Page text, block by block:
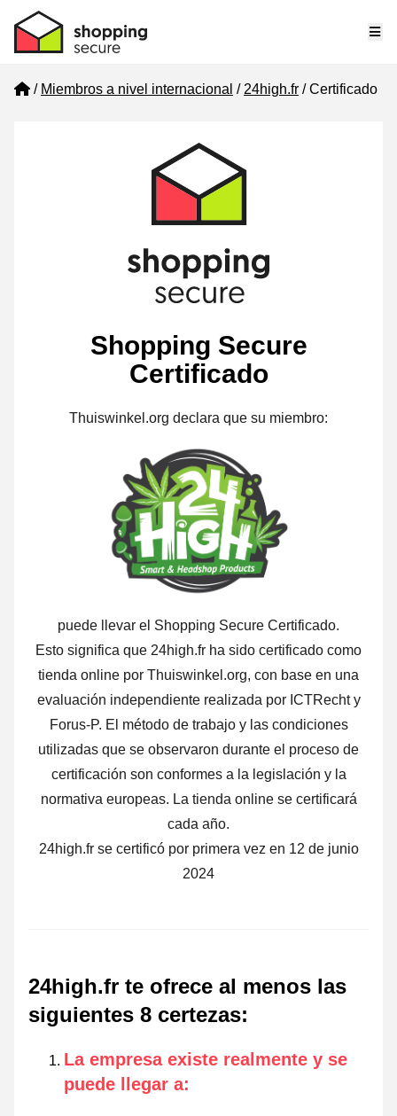
Home
Miembros a nivel internacional 24high.fr Certificado
Shopping Secure
Certificado
Thuiswinkel.org declara que su miembro:
puede llevar el Shopping Secure Certificado.
Esto significa que 24high.fr ha sido certificado como
tienda online por Thuiswinkel.org, con base en una
evaluación independiente realizada por ICTRecht y
Forus-P. El método de trabajo y las condiciones
utilizadas que se observaron durante el proceso de
certificación son conformes a la legislación y la
normativa europeas. La tienda online se certificará
cada año.
24high.fr se certificó por primera vez en 12 de junio
2024
24high.fr te ofrece al menos las
siguientes 8 certezas:
La empresa existe realmente y se
puede llegar a: